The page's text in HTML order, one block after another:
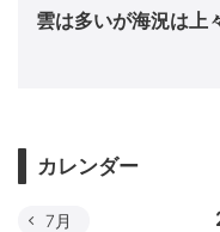
雲は多いが海況は上
カレンダー
7月